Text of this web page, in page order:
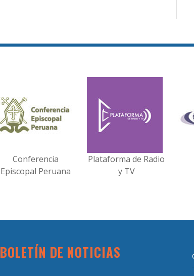
Conferencia
Episcopal Peruana
Plataforma de Radio
y TV
BOLETÍN DE NOTICIAS